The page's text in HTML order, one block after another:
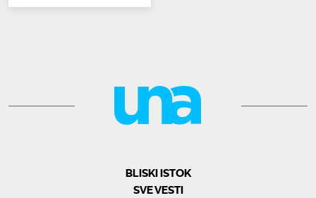
BLISKI ISTOK
SVE VESTI